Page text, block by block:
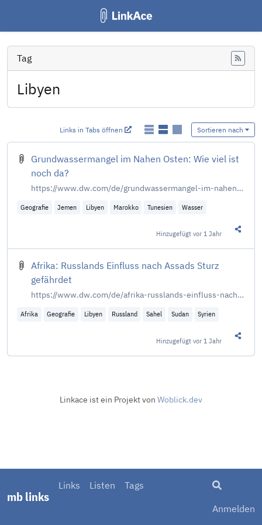
mb links
Links Listen Tags
Anmelden
Tag
Libyen
Links in Tabs öffnen Sortieren nach
Grundwassermangel im Nahen Osten: Wie viel ist
noch da?
https://www.dw.com/de/grundwassermangel-im-nahen-osten-wie-viel-ist-noch-da/a-66545076?maca=de-rss-de-all-1119-rdf
Geografie Jemen Libyen Marokko Tunesien Wasser
Hinzugefügtvor 1 Jahr
Afrika: Russlands Einfluss nach Assads Sturz
gefährdet
https://www.dw.com/de/afrika-russlands-einfluss-nach-assads-sturz-gef%C3%A4hrdet/a-71237095
Afrika Geografie Libyen Russland Sahel Sudan Syrien
Hinzugefügtvor 1 Jahr
Linkace ist ein Projekt von Woblick.dev